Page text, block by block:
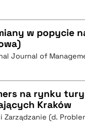
w popycie
Journal of
na rynku
Kraków
Zarządzanie (d.